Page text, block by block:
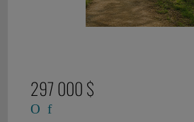
297 000 $